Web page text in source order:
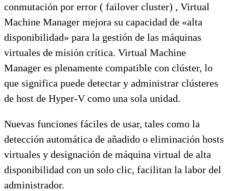
conmutación por error ( failover cluster) , Virtual
Machine Manager mejora su capacidad de «alta
disponibilidad» para la gestión de las máquinas
virtuales de misión crítica. Virtual Machine
Manager es plenamente compatible con clúster, lo
que significa puede detectar y administrar clústeres
de host de Hyper-V como una sola unidad.
Nuevas funciones fáciles de usar, tales como la
detección automática de añadido o eliminación hosts
virtuales y designación de máquina virtual de alta
disponibilidad con un solo clic, facilitan la labor del
administrador.